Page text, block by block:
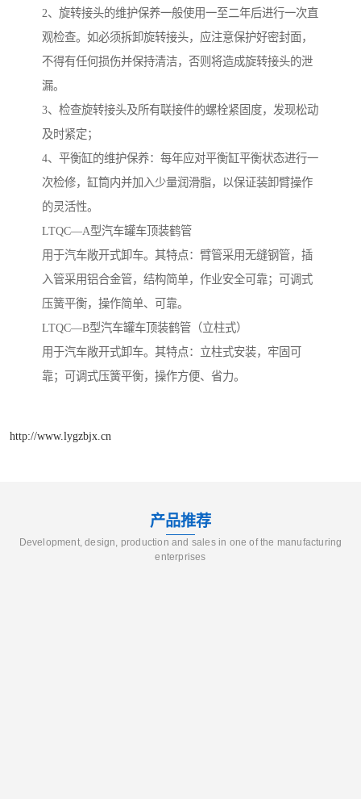
2、旋转接头的维护保养一般使用一至二年后进行一次直
观检查。如必须拆卸旋转接头，应注意保护好密封面，
不得有任何损伤并保持清洁，否则将造成旋转接头的泄
漏。
3、检查旋转接头及所有联接件的螺栓紧固度，发现松动
及时紧定；
4、平衡缸的维护保养：每年应对平衡缸平衡状态进行一
次检修，缸筒内并加入少量润滑脂，以保证装卸臂操作
的灵活性。
LTQC—A型汽车罐车顶装鹤管
用于汽车敞开式卸车。其特点：臂管采用无缝钢管，插
入管采用铝合金管，结构简单，作业安全可靠；可调式
压簧平衡，操作简单、可靠。
LTQC—B型汽车罐车顶装鹤管（立柱式）
用于汽车敞开式卸车。其特点：立柱式安装，牢固可
靠；可调式压簧平衡，操作方便、省力。
http://www.lygzbjx.cn
产品推荐
Development, design, production and sales in one of the manufacturing
enterprises